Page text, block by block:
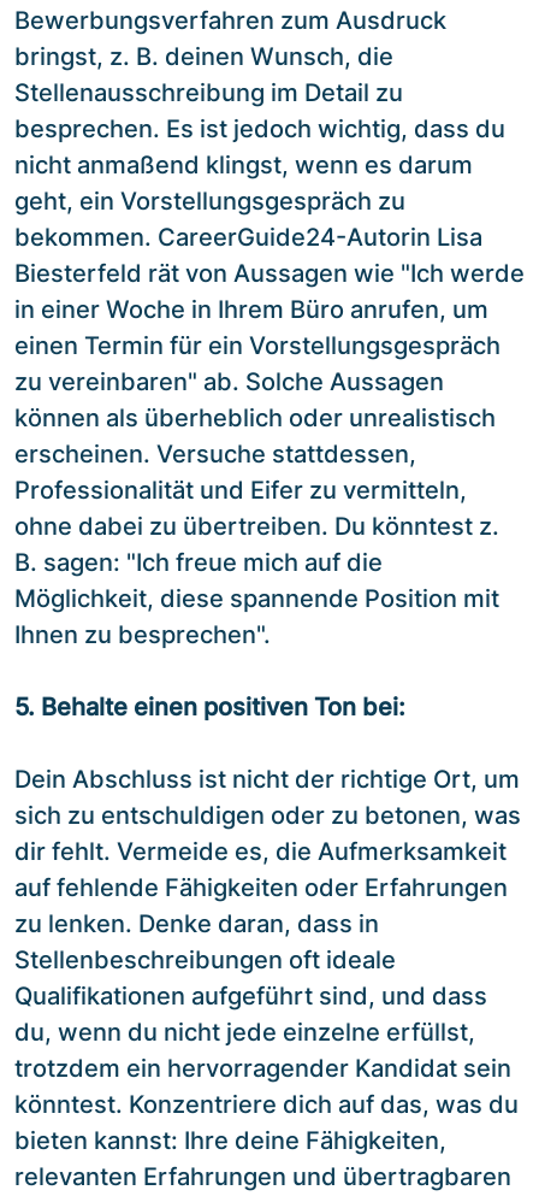
Bewerbungsverfahren zum Ausdruck
bringst, z. B. deinen Wunsch, die
Stellenausschreibung im Detail zu
besprechen. Es ist jedoch wichtig, dass du
nicht anmaßend klingst, wenn es darum
geht, ein Vorstellungsgespräch zu
bekommen. CareerGuide24-Autorin Lisa
Biesterfeld rät von Aussagen wie "Ich werde
in einer Woche in Ihrem Büro anrufen, um
einen Termin für ein Vorstellungsgespräch
zu vereinbaren" ab. Solche Aussagen
können als überheblich oder unrealistisch
erscheinen. Versuche stattdessen,
Professionalität und Eifer zu vermitteln,
ohne dabei zu übertreiben. Du könntest z.
B. sagen: "Ich freue mich auf die
Möglichkeit, diese spannende Position mit
Ihnen zu besprechen".
5. Behalte einen positiven Ton bei:
Dein Abschluss ist nicht der richtige Ort, um
sich zu entschuldigen oder zu betonen, was
dir fehlt. Vermeide es, die Aufmerksamkeit
auf fehlende Fähigkeiten oder Erfahrungen
zu lenken. Denke daran, dass in
Stellenbeschreibungen oft ideale
Qualifikationen aufgeführt sind, und dass
du, wenn du nicht jede einzelne erfüllst,
trotzdem ein hervorragender Kandidat sein
könntest. Konzentriere dich auf das, was du
bieten kannst: Ihre deine Fähigkeiten,
relevanten Erfahrungen und übertragbaren